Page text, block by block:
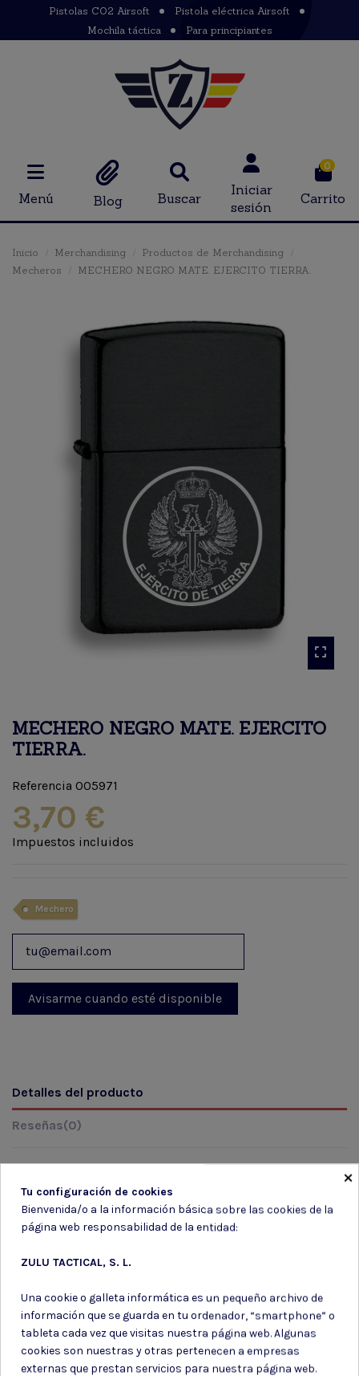
Pistolas CO2 Airsoft
Pistola eléctrica Airsoft
Mochila táctica
Para principiantes
Menú Blog Buscar
Iniciar
sesión
0
Carrito
Inicio Merchandising
Productos de Merchandising
Mecheros
MECHERO NEGRO MATE. EJERCITO TIERRA.
MECHERO NEGRO MATE. EJERCITO
TIERRA.
Referencia 005971
3,70 €
Impuestos incluidos
Mechero
Detalles del producto
Reseñas(0)
Marca
Suscríbete a nuestro boletín
×
Tu configuración de cookies
Bienvenida/o a la información básica sobre las cookies de la
página web responsabilidad de la entidad:
ZULU TACTICAL, S. L.
Una cookie o galleta informática es un pequeño archivo de
información que se guarda en tu ordenador, “smartphone” o
tableta cada vez que visitas nuestra página web. Algunas
cookies son nuestras y otras pertenecen a empresas
externas que prestan servicios para nuestra página web.